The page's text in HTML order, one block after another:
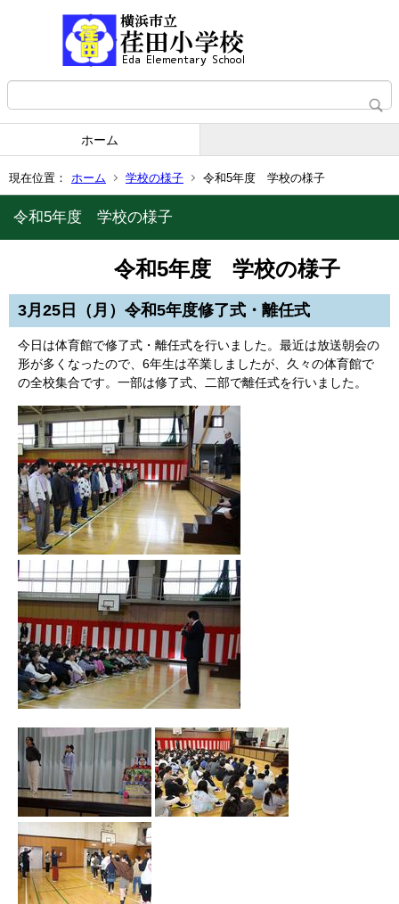
ホーム
現在位置： ホーム 学校の様子 令和5年度 学校の様子
令和5年度 学校の様子
令和5年度 学校の様子
3月25日（月）令和5年度修了式・離任式
今日は体育館で修了式・離任式を行いました。最近は放送朝会の
形が多くなったので、6年生は卒業しましたが、久々の体育館で
の全校集合です。一部は修了式、二部で離任式を行いました。